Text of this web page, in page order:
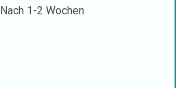
Nach 1-2 Wochen